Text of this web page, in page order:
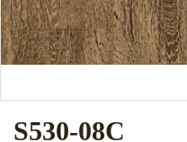
S530-08C